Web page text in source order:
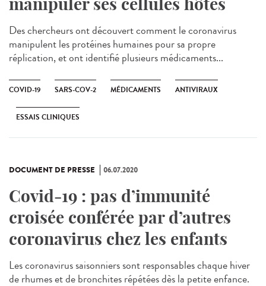
Des chercheurs ont découvert comment le coronavirus
manipulent les protéines humaines pour sa propre
réplication, et ont identifié plusieurs médicaments...
COVID-19 SARS-COV-2 MÉDICAMENTS ANTIVIRAUX
ESSAIS CLINIQUES
DOCUMENT DE PRESSE 06.07.2020
Covid-19 : pas d’immunité
croisée conférée par d’autres
coronavirus chez les enfants
Les coronavirus saisonniers sont responsables chaque hiver
de rhumes et de bronchites répétées dès la petite enfance.